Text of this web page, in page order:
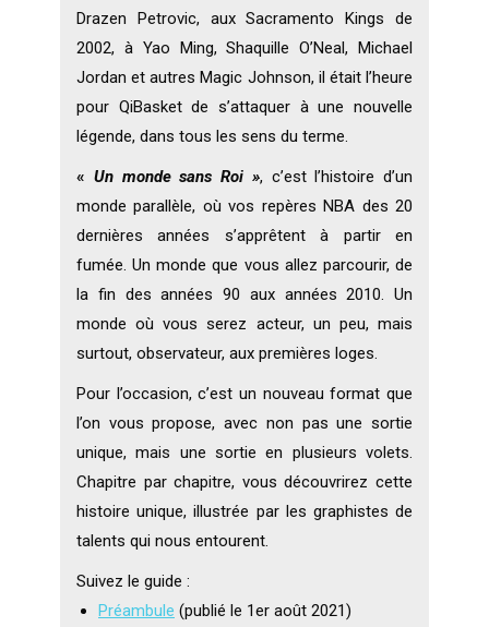
Drazen Petrovic, aux Sacramento Kings de
2002, à Yao Ming, Shaquille O’Neal, Michael
Jordan et autres Magic Johnson, il était l’heure
pour QiBasket de s’attaquer à une nouvelle
légende, dans tous les sens du terme.
« Unmonde sans Roi », c’est l’histoire d’un
monde parallèle, où vos repères NBA des 20
dernières années s’apprêtent à partir en
fumée. Un monde que vous allez parcourir, de
la fin des années 90 aux années 2010. Un
monde où vous serez acteur, un peu, mais
surtout, observateur, aux premières loges.
Pour l’occasion, c’est un nouveau format que
l’on vous propose, avec non pas une sortie
unique, mais une sortie en plusieurs volets.
Chapitre par chapitre, vous découvrirez cette
histoire unique, illustrée par les graphistes de
talents qui nous entourent.
Suivez le guide :
Préambule (publié le 1er août 2021)